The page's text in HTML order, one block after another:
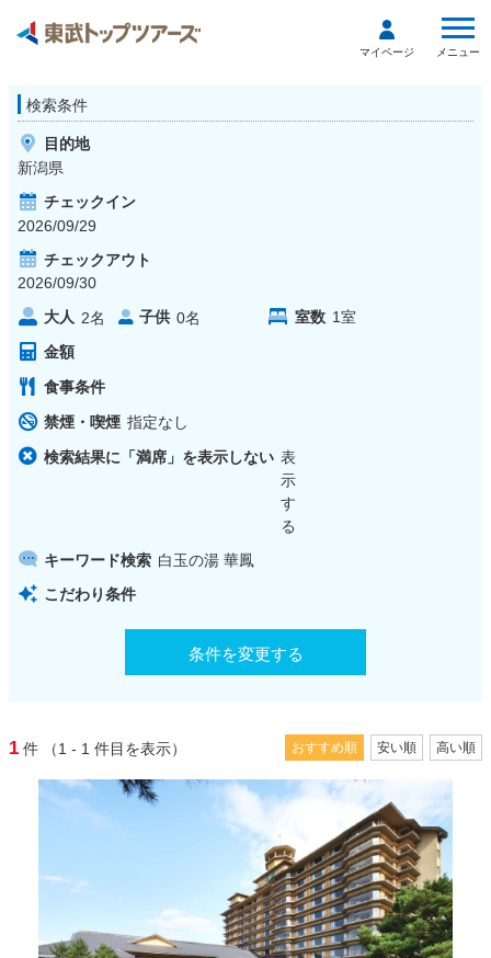
マイページ メニュー
検索条件
目的地
新潟県
チェックイン
2026/09/29
チェックアウト
2026/09/30
大人 2名 子供 0名 室数 1室
金額
食事条件
禁煙・喫煙 指定なし
検索結果に「満席」を表示しない 表
示
す
る
キーワード検索 白玉の湯 華鳳
こだわり条件
条件を変更する
1 件 （1 - 1 件目を表示） おすすめ順 安い順 高い順